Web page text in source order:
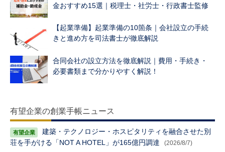
金おすすめ15選｜税理士・社労士・行政書士監修
【起業準備】起業準備の10箇条｜会社設立の手続
きと進め方を司法書士が徹底解説
合同会社の設立方法を徹底解説｜費用・手続き・
必要書類まで分かりやすく解説！
有望企業の創業手帳ニュース
建築・テクノロジー・ホスピタリティを融合させた別
荘を手がける「NOT A HOTEL」が165億円調達
(2026/8/7)